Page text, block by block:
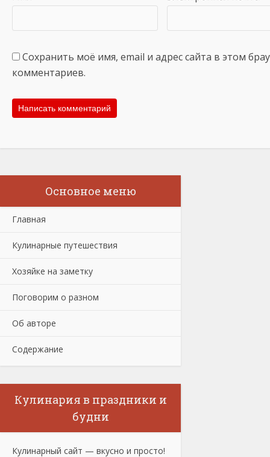
Сохранить моё имя, email и адрес сайта в этом
комментариев.
Основное меню
Главная
Кулинарные путешествия
Хозяйке на заметку
Поговорим о разном
Об авторе
Содержание
Кулинария в праздники и
будни
Кулинарный сайт — вкусно и просто!